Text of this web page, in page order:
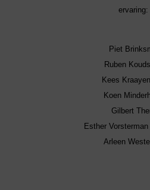
ervaring:
Piet
Ruben
Kees
Koen
Gilbert
Esther
Arleen